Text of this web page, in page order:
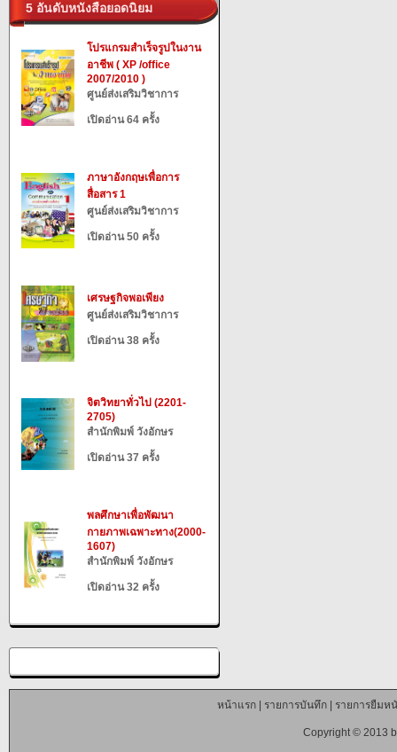
5 อันดับหนังสือยอดนิยม
โปรแกรมสำเร็จรูปในงาน
อาชีพ ( XP /office
2007/2010 )
ศูนย์ส่งเสริมวิชาการ
เปิดอ่าน 64 ครั้ง
ภาษาอังกฤษเพื่อการ
สื่อสาร 1
ศูนย์ส่งเสริมวิชาการ
เปิดอ่าน 50 ครั้ง
เศรษฐกิจพอเพียง
ศูนย์ส่งเสริมวิชาการ
เปิดอ่าน 38 ครั้ง
จิตวิทยาทั่วไป (2201-
2705)
สำนักพิมพ์ วังอักษร
เปิดอ่าน 37 ครั้ง
พลศึกษาเพื่อพัฒนา
กายภาพเฉพาะทาง(2000-
1607)
สำนักพิมพ์ วังอักษร
เปิดอ่าน 32 ครั้ง
หน้าแรก| รายการบันทึก| รายการยืมห
Copyright © 2013